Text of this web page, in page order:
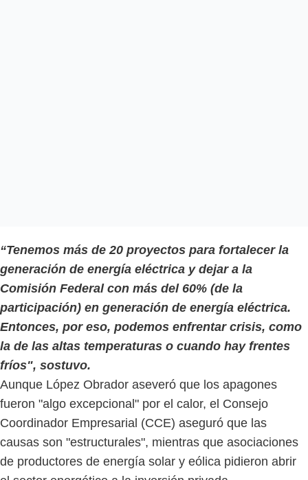
“Tenemos más de 20 proyectos para fortalecer la
generación de energía eléctrica y dejar a la
Comisión Federal con más del 60% (de la
participación) en generación de energía eléctrica.
Entonces, por eso, podemos enfrentar crisis, como
la de las altas temperaturas o cuando hay frentes
fríos", sostuvo.
Aunque López Obrador aseveró que los apagones
fueron "algo excepcional" por el calor, el Consejo
Coordinador Empresarial (CCE) aseguró que las
causas son "estructurales", mientras que asociaciones
de productores de energía solar y eólica pidieron abrir